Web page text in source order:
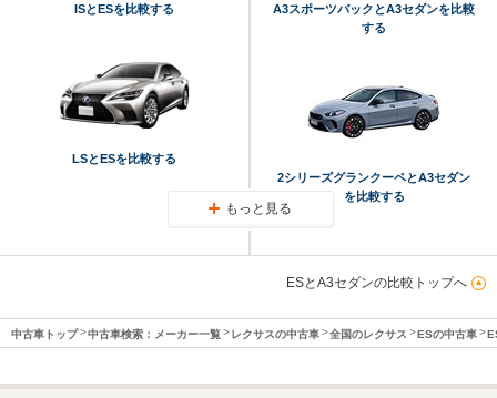
ISとESを比較する
LSとESを比較する
A3スポーツバックとA3セダンを比較
する
2シリーズグランクーペとA3セダン
を比較する
もっと見る
ESとA3セダンの比較トップへ
中古車トップ 中古車検索：メーカー一覧 レクサスの中古車 全国のレクサス ESの中古車